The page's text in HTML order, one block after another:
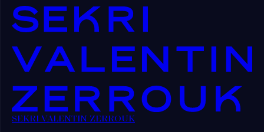
SEKRI VALENTIN ZERROUK